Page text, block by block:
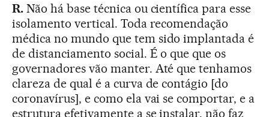
R.Não há base técnica ou científica para esse
isolamento vertical. Toda recomendação
médica no mundo que tem sido implantada é
de distanciamento social. É o que que os
governadores vão manter. Até que tenhamos
clareza de qual é a curva de contágio [do
coronavírus], e como ela vai se comportar, e a
estrutura efetivamente a se instalar, não faz